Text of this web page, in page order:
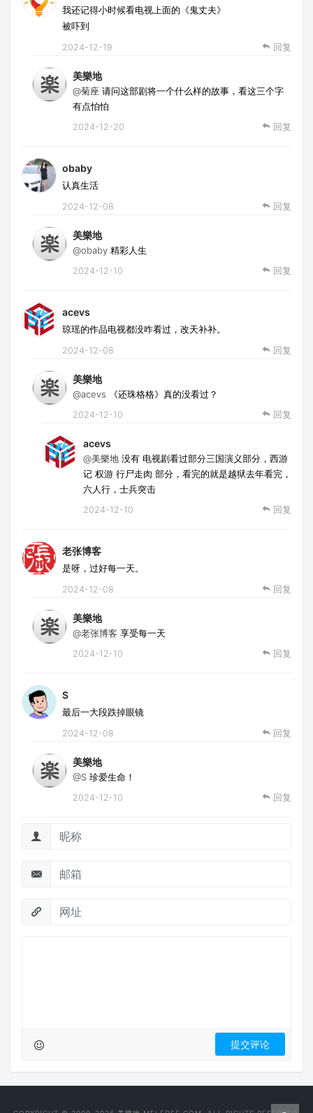
我还记得小时候看电视上面的《鬼丈夫》
被吓到
2024-12-19 回复
美樂地
@菊座 请问这部剧将一个什么样的故事，看这三个字
有点怕怕
2024-12-20 回复
obaby
认真生活
2024-12-08 回复
美樂地
@obaby 精彩人生
2024-12-10 回复
acevs
琼瑶的作品电视都没咋看过，改天补补。
2024-12-08 回复
美樂地
@acevs 《还珠格格》真的没看过？
2024-12-10 回复
acevs
@美樂地 没有 电视剧看过部分三国演义部分，西游
记 权游 行尸走肉 部分，看完的就是越狱去年看完，
六人行，士兵突击
2024-12-10 回复
老张博客
是呀，过好每一天。
2024-12-08 回复
美樂地
@老张博客 享受每一天
2024-12-10 回复
S
最后一大段跌掉眼镜
2024-12-08 回复
美樂地
@S 珍爱生命！
2024-12-10 回复